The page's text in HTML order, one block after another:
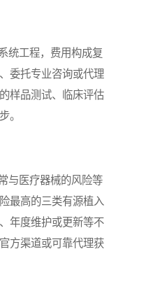
统工程，费用构成复
委托专业咨询或代理
样品测试、临床评估
。
与医疗器械的风险等
最高的三类有源植入
年度维护或更新等不
方渠道或可靠代理获